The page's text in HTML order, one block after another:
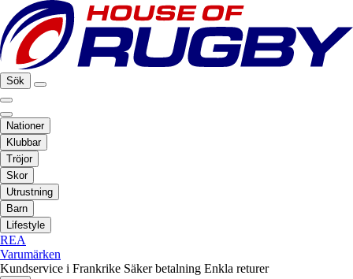
Sök
Nationer
Klubbar
Tröjor
Skor
Utrustning
Barn
Lifestyle
REA
Varumärken
Kundservice i Frankrike Säker betalning Enkla returer